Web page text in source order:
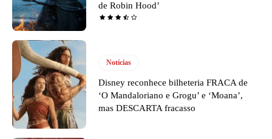
de Robin Hood’
Notícias
Disney reconhece bilheteria FRACA de
‘O Mandaloriano e Grogu’ e ‘Moana’,
mas DESCARTA fracasso